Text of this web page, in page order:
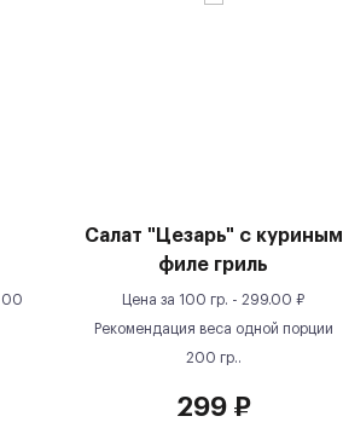
Салат "Цезарь" с куриным
филе гриль
Цена за 100 гр. - 299.00 ₽
Рекомендация веса одной порции
200 гр..
299₽